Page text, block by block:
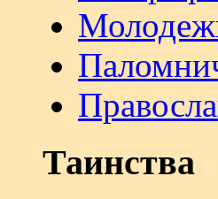
Таинства